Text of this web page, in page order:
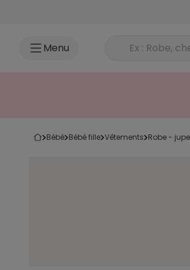
Menu Rechercher un
bébé bébé fille vêtements robe - jupe